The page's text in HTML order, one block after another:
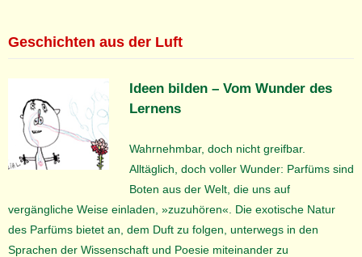
Geschichten aus der Luft
Ideen bilden – Vom Wunder des
Lernens
Wahrnehmbar, doch nicht greifbar.
Alltäglich, doch voller Wunder: Parfüms sind
Boten aus der Welt, die uns auf
vergängliche Weise einladen, »zuzuhören«. Die exotische Natur
des Parfüms bietet an, dem Duft zu folgen, unterwegs in den
Sprachen der Wissenschaft und Poesie miteinander zu